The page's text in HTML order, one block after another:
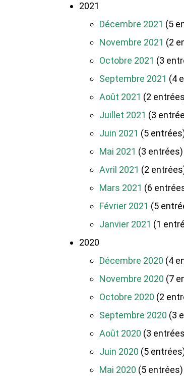
2021
Décembre 2021 (5
Novembre 2021 (2
Octobre 2021 (3
Septembre 2021 (4
Août 2021 (2
Juillet 2021 (3
Juin 2021 (5
Mai 2021 (3 entrées)
Avril 2021 (2
Mars 2021 (6
Février 2021 (5
Janvier 2021 (1
2020
Décembre 2020 (4
Novembre 2020 (7
Octobre 2020 (2
Septembre 2020 (3
Août 2020 (3
Juin 2020 (5
Mai 2020 (5 entrées)